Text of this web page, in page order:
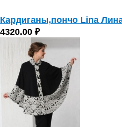
Кардиганы,пончо Lina
4320.00 ₽